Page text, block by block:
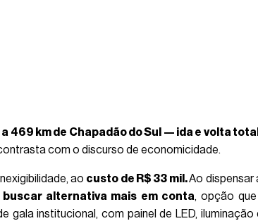
469 km de Chapadão do Sul — ida e volta
com o discurso de economicidade.
ao custo de R$ 33 mil.Ao dispensar
alternativa mais em conta, opção
institucional, com painel de LED,